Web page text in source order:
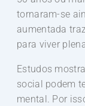
tornaram-se
aumentada
para viver
Estudos
social podem
mental. Por